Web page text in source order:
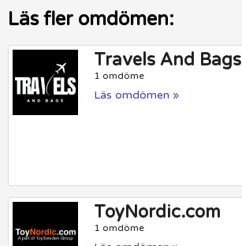
Läs fler omdömen:
Travels And Bags
1 omdöme
Läs omdömen »
ToyNordic.com
1 omdöme